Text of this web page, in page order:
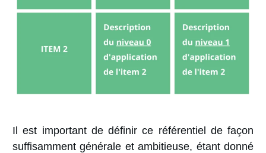
Il est important de définir ce référentiel de façon
suffisamment générale et ambitieuse, étant donné